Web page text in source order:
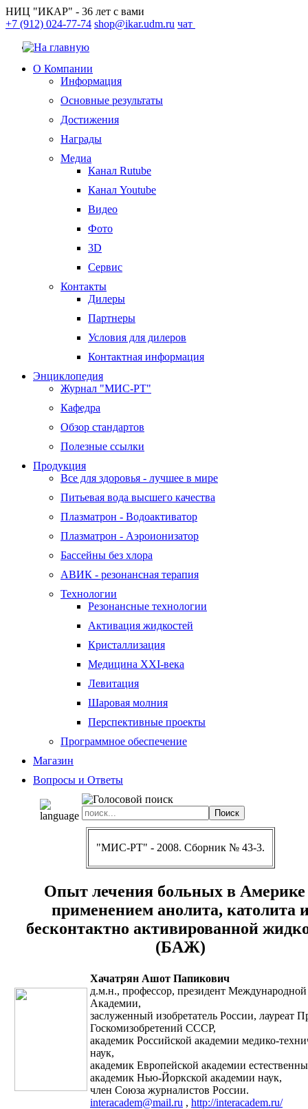
НИЦ "ИКАР" - 36 лет с вами
+7 (912) 024-77-74 shop@ikar.udm.ru чат
О Компании
Информация
Основные результаты
Достижения
Награды
Медиа
Канал Rutube
Канал Youtube
Видео
Фото
3D
Сервис
Контакты
Дилеры
Партнеры
Условия для дилеров
Контактная информация
Энциклопедия
Журнал "МИС-РТ"
Кафедра
Обзор стандартов
Полезные ссылки
Продукция
Все для здоровья - лучшее в мире
Питьевая вода высшего качества
Плазматрон - Водоактиватор
Плазматрон - Аэроионизатор
Бассейны без хлора
АВИК - резонансная терапия
Технологии
Резонансные технологии
Активация жидкостей
Кристаллизация
Медицина XXI-века
Левитация
Шаровая молния
Перспективные проекты
Программное обеспечение
Магазин
Вопросы и Ответы
"МИС-РТ" - 2008. Сборник № 43-3.
Опыт лечения больных в Америке
применением анолита, католита
бесконтактно активированной
(БАЖ)
Хачатрян Ашот Папикович
д.м.н., профессор, президент Международной
Академии,
заслуженный изобретатель России, лауреат
Госкомизобретений СССР,
академик Российской академии медико-
наук,
академик Европейской академии
академик Нью-Йоркской академии наук,
член Союза журналистов России.
interacadem@mail.ru , http://interacadem.ru/